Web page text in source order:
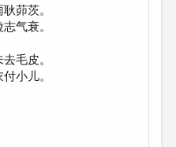
茆茨。
气衰。
毛皮。
小儿。